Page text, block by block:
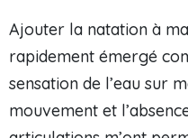
Ajouter la natation à
rapidement émergé
sensation de l’eau sur
mouvement et